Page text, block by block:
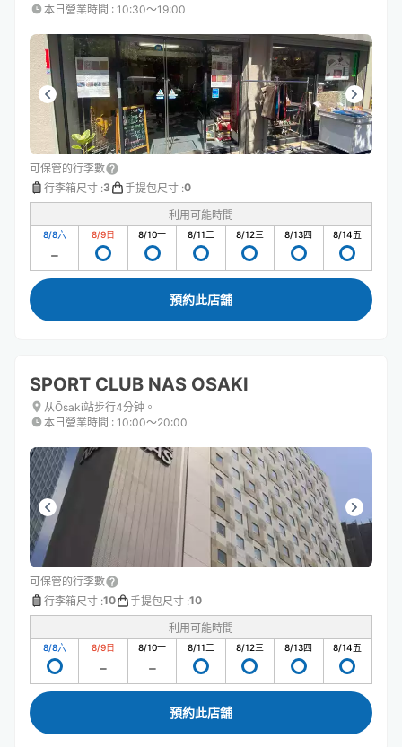
本日營業時間 : 10:30〜19:00
可保管的行李數
行李箱尺寸 :3 手提包尺寸 :0
利用可能時間
8/8六 8/9日 8/10一 8/11二 8/12三 8/13四 8/14五
預約此店舖
SPORT CLUB NAS OSAKI
从Ōsaki站步行4分钟。
本日營業時間 : 10:00〜20:00
可保管的行李數
行李箱尺寸 :10 手提包尺寸 :10
利用可能時間
8/8六 8/9日 8/10一 8/11二 8/12三 8/13四 8/14五
預約此店舖